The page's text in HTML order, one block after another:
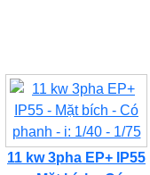
11 kw 3pha EP+ IP55